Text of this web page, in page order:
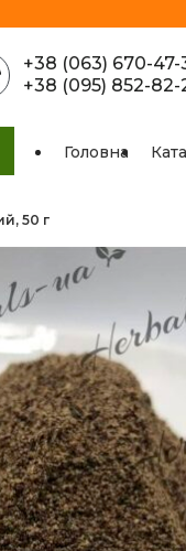
+38 (063) 670-47-
+38 (095) 852-82-
Головна
50 г